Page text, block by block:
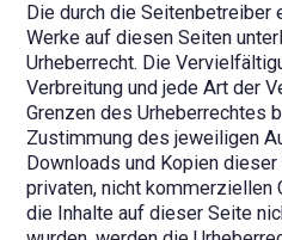
Die durch die Seitenbetreiber
Werke auf diesen Seiten
Urheberrecht. Die
Verbreitung und jede Art der
Grenzen des Urheberrechtes
Zustimmung des jeweiligen
Downloads und Kopien
privaten, nicht kommerziellen
die Inhalte auf dieser Seite